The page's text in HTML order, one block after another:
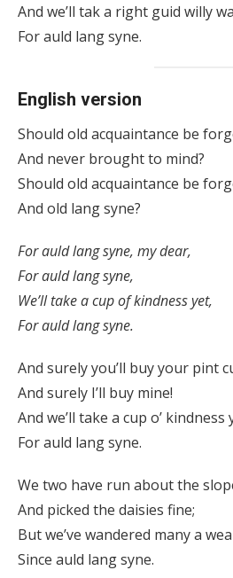
And we’ll tak a right guid willy
For auld lang syne.
English version
Should old acquaintance be
And never brought to mind?
Should old acquaintance be
And old lang syne?
For auld lang syne, my dear,
For auld lang syne,
We’ll take a cup of kindness yet,
For auld lang syne.
And surely you’ll buy your pint
And surely I’ll buy mine!
And we’ll take a cup o’ kindness
For auld lang syne.
We two have run about the
And picked the daisies fine;
But we’ve wandered many a
Since auld lang syne.